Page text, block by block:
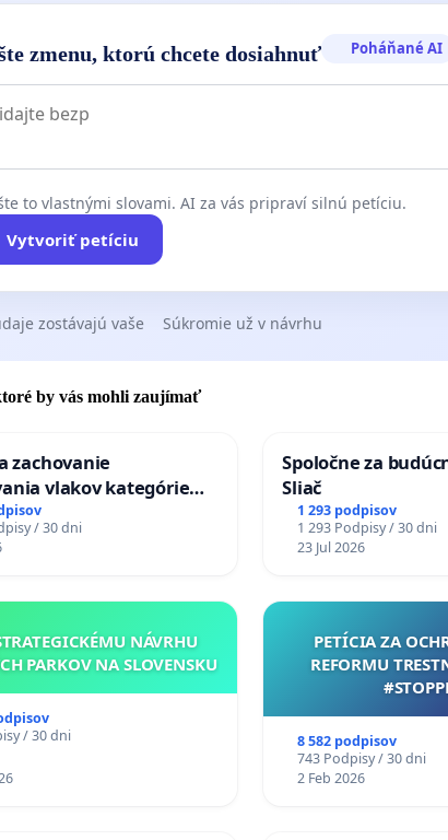
zmenu, ktorú chcete dosiahnuť Poháňané AI
to vlastnými slovami. AI za vás pripraví silnú petíciu.
Vytvoriť petíciu
zostávajú vaše Súkromie už v návrhu
by vás mohli zaujímať
zachovanie
vlakov kategórie
TATRAN v železničnej
/ 30 dni
Spoločne za
Sliač
1 293 podpisov
1 293 Podpisy / 30 dni
23 Jul 2026
NÁVRHU
PARKOV NA SLOVENSKU
/ 30 dni
PETÍCIA ZA
REFORMU
8 582 podpisov
743 Podpisy / 30 dni
2 Feb 2026